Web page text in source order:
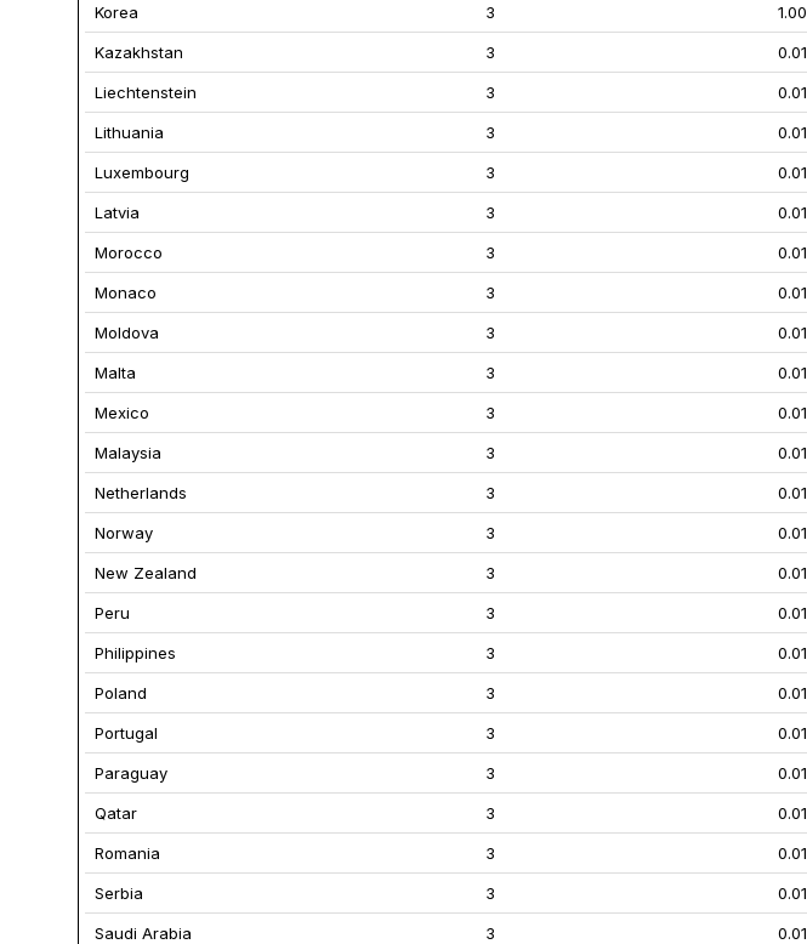
Korea 3
Kazakhstan 3
Liechtenstein 3
Lithuania 3
Luxembourg 3
Latvia 3
Morocco 3
Monaco 3
Moldova 3
Malta 3
Mexico 3
Malaysia 3
Netherlands 3
Norway 3
New Zealand 3
Peru 3
Philippines 3
Poland 3
Portugal 3
Paraguay 3
Qatar 3
Romania 3
Serbia 3
Saudi Arabia 3